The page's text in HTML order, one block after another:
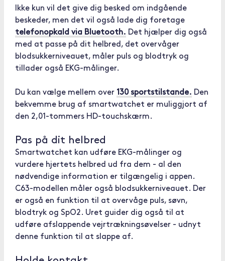
Ikke kun vil det give dig besked om indgående
beskeder, men det vil også lade dig foretage
telefonopkald via Bluetooth. Det hjælper dig også
med at passe på dit helbred, det overvåger
blodsukkerniveauet, måler puls og blodtryk og
tillader også EKG-målinger.
Du kan vælge mellem over 130 sportstilstande. Den
bekvemme brug af smartwatchet er muliggjort af
den 2,01-tommers HD-touchskærm.
Pas på dit helbred
Smartwatchet kan udføre EKG-målinger og
vurdere hjertets helbred ud fra dem - al den
nødvendige information er tilgængelig i appen.
C63-modellen måler også blodsukkerniveauet. Der
er også en funktion til at overvåge puls, søvn,
blodtryk og SpO2. Uret guider dig også til at
udføre afslappende vejrtrækningsøvelser - udnyt
denne funktion til at slappe af.